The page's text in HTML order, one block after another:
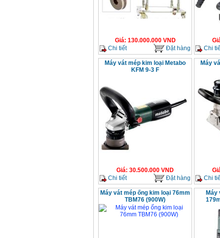
Giá: 130.000.000VND
Chi tiết
Đặt hàng
Chi
Máy vát mép kim loại Metabo
KFM 9-3 F
Giá: 30.500.000 VND
Chi tiết
Đặt hàng
Máy
Chi
Máy vát mép ống kim loại 76mm
TBM76 (900W)
Máy